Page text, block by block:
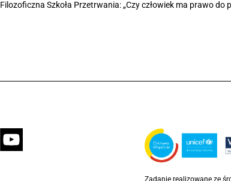
Filozoficzna Szkoła Przetrwania: „Czy człowiek ma prawo
Zadanie realizowane ze